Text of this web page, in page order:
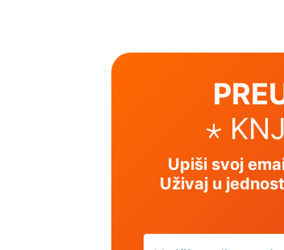
⋆
Upiši svoj
Uživaj u